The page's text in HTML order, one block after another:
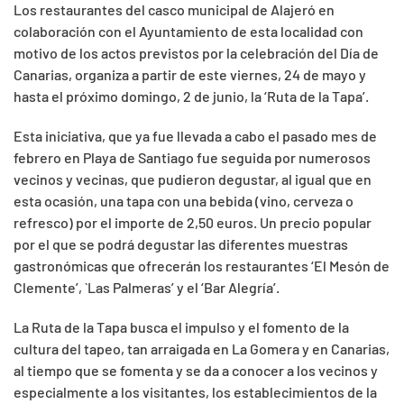
Los restaurantes del casco municipal de Alajeró en
colaboración con el Ayuntamiento de esta localidad con
motivo de los actos previstos por la celebración del Día de
Canarias, organiza a partir de este viernes, 24 de mayo y
hasta el próximo domingo, 2 de junio, la ‘Ruta de la Tapa’.
Esta iniciativa, que ya fue llevada a cabo el pasado mes de
febrero en Playa de Santiago fue seguida por numerosos
vecinos y vecinas, que pudieron degustar, al igual que en
esta ocasión, una tapa con una bebida (vino, cerveza o
refresco) por el importe de 2,50 euros. Un precio popular
por el que se podrá degustar las diferentes muestras
gastronómicas que ofrecerán los restaurantes ‘El Mesón de
Clemente’, `Las Palmeras’ y el ‘Bar Alegría’.
La Ruta de la Tapa busca el impulso y el fomento de la
cultura del tapeo, tan arraigada en La Gomera y en Canarias,
al tiempo que se fomenta y se da a conocer a los vecinos y
especialmente a los visitantes, los establecimientos de la